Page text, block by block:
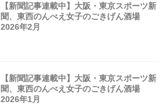
【新聞記事連載中】大阪・東京スポーツ新
聞、東西のんべえ女子のごきげん酒場
2026年2月
【新聞記事連載中】大阪・東京スポーツ新
聞、東西のんべえ女子のごきげん酒場
2026年1月